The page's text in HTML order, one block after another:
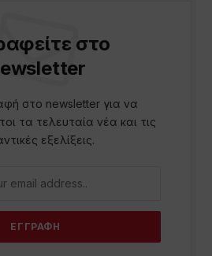
στο
στο newsletter για να
τα τελευταία νέα και τις
εξελίξεις.